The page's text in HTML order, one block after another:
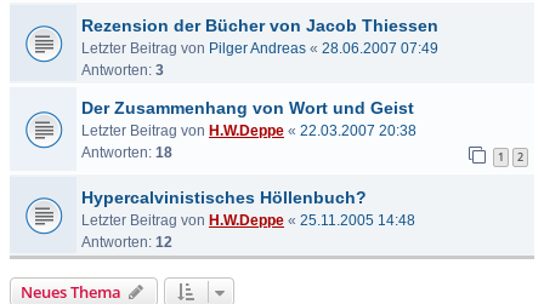
Rezension der Bücher von Jacob Thiessen
Letzter Beitrag von Pilger Andreas « 28.06.2007 07:49
Antworten: 3
Der Zusammenhang von Wort und Geist
Letzter Beitrag von H.W.Deppe « 22.03.2007 20:38
Antworten: 18 1 2
Hypercalvinistisches Höllenbuch?
Letzter Beitrag von H.W.Deppe « 25.11.2005 14:48
Antworten: 12
Neues Thema